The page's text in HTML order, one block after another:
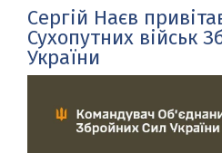
Сергій Наєв
Сухопутних військ
України